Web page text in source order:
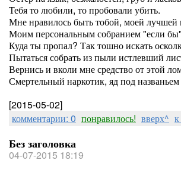
Тебя то любили, то пробовали убить.
Мне нравилось быть тобой, моей лучшей
Моим персональным собранием "если
Куда ты пропал? Так тошно искать
Пытаться собрать из пыли истлевший
Вернись и вколи мне средство от этой
Смертельный наркотик, яд под
[2015-05-02]
комментарии: 0 понравилось! вверх^
Без заголовка
04-07-2015 18:19